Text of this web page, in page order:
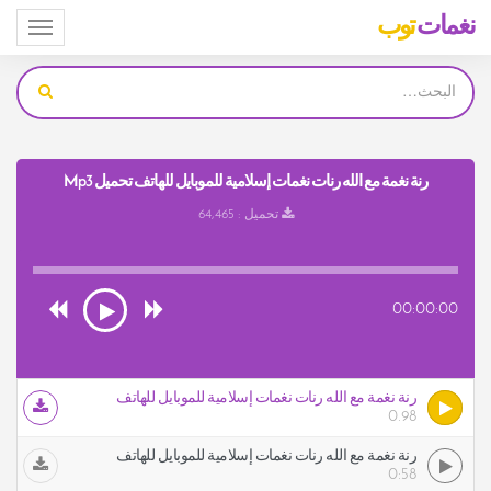
Toggle
نغماتتوب
رنة نغمة مع الله رنات نغمات إسلامية للموبايل للهاتف تحميل Mp3
تحميل : 64,465
00:00:00
رنة نغمة مع الله رنات نغمات إسلامية للموبايل للهاتف
0.98
رنة نغمة مع الله رنات نغمات إسلامية للموبايل للهاتف
0:58